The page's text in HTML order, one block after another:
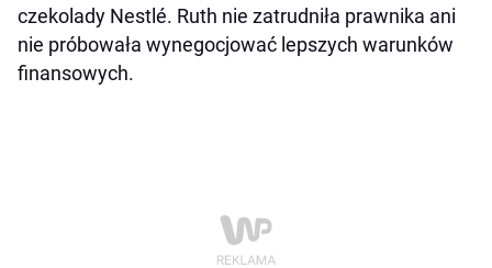
czekolady Nestlé. Ruth nie zatrudniła prawnika ani
nie próbowała wynegocjować lepszych warunków
finansowych.